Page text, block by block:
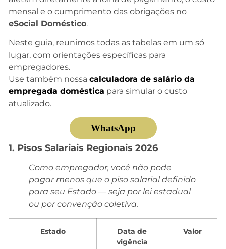
mensal e o cumprimento das obrigações no
eSocial Doméstico.
Neste guia, reunimos todas as tabelas em um só
lugar, com orientações específicas para
empregadores.
Use também nossa calculadora de salário da
empregada doméstica para simular o custo
atualizado.
WhatsApp
1. Pisos Salariais Regionais 2026
Como empregador, você não pode
pagar menos que o piso salarial definido
para seu Estado — seja por lei estadual
ou por convenção coletiva.
Estado
Data de
vigência
Valor